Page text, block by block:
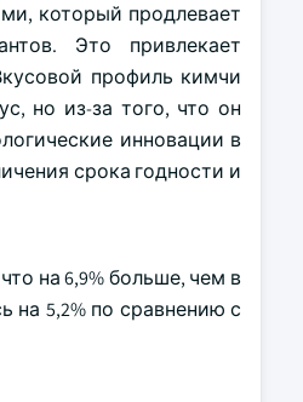
который продлевает
Это привлекает
профиль кимчи
но из-за того, что он
инновации в
срока годности и
на 6,9% больше, чем в
5,2% по сравнению с